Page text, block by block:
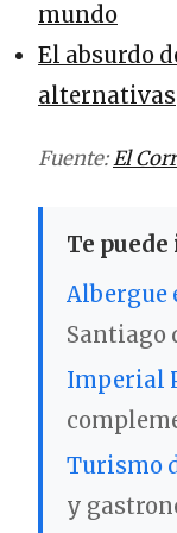
mundo
El absurdo
alternativas
Fuente:El
Te
Albergue
Santiago
Imperial
Turismo
y